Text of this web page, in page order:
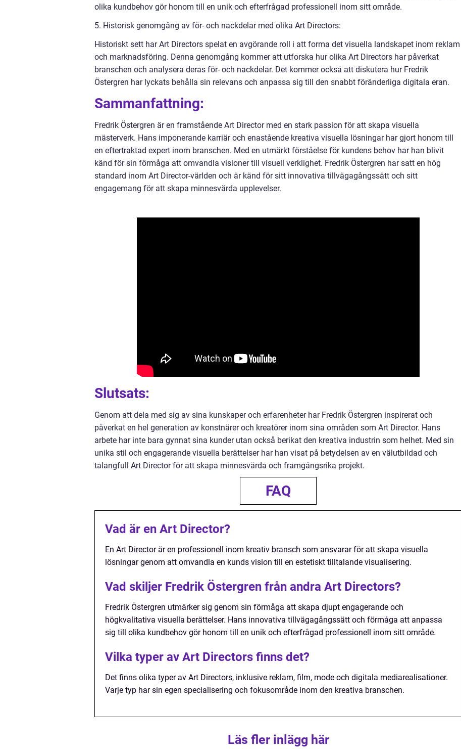
olika kundbehov gör honom till en unik och efterfrågad professionell inom sitt område.
5. Historisk genomgång av för- och nackdelar med olika Art Directors:
Historiskt sett har Art Directors spelat en avgörande roll i att forma det visuella landskapet inom reklam
och marknadsföring. Denna genomgång kommer att utforska hur olika Art Directors har påverkat
branschen och analysera deras för- och nackdelar. Det kommer också att diskutera hur Fredrik
Östergren har lyckats behålla sin relevans och anpassa sig till den snabbt föränderliga digitala eran.
Sammanfattning:
Fredrik Östergren är en framstående Art Director med en stark passion för att skapa visuella
mästerverk. Hans imponerande karriär och enastående kreativa visuella lösningar har gjort honom till
en eftertraktad expert inom branschen. Med en utmärkt förståelse för kundens behov har han blivit
känd för sin förmåga att omvandla visioner till visuell verklighet. Fredrik Östergren har satt en hög
standard inom Art Director-världen och är känd för sitt innovativa tillvägagångssätt och sitt
engagemang för att skapa minnesvärda upplevelser.
Slutsats:
Genom att dela med sig av sina kunskaper och erfarenheter har Fredrik Östergren inspirerat och
påverkat en hel generation av konstnärer och kreatörer inom sina områden som Art Director. Hans
arbete har inte bara gynnat sina kunder utan också berikat den kreativa industrin som helhet. Med sin
unika stil och engagerande visuella berättelser har han visat på betydelsen av en välutbildad och
talangfull Art Director för att skapa minnesvärda och framgångsrika projekt.
FAQ
Vad är en Art Director?
En Art Director är en professionell inom kreativ bransch som ansvarar för att skapa visuella
lösningar genom att omvandla en kunds vision till en estetiskt tilltalande visualisering.
Vad skiljer Fredrik Östergren från andra Art Directors?
Fredrik Östergren utmärker sig genom sin förmåga att skapa djupt engagerande och
högkvalitativa visuella berättelser. Hans innovativa tillvägagångssätt och förmåga att anpassa
sig till olika kundbehov gör honom till en unik och efterfrågad professionell inom sitt område.
Vilka typer av Art Directors finns det?
Det finns olika typer av Art Directors, inklusive reklam, film, mode och digitala mediarealisationer.
Varje typ har sin egen specialisering och fokusområde inom den kreativa branschen.
Läs fler inlägg här